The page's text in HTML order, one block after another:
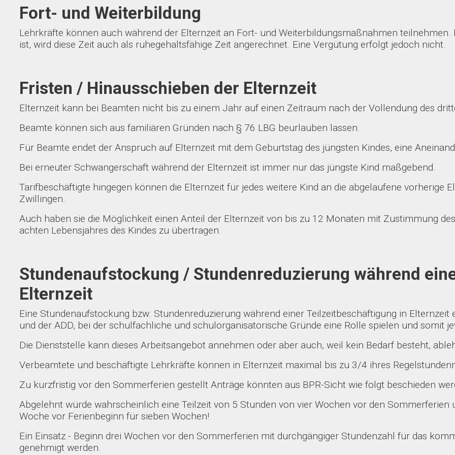
Fort- und Weiterbildung
Lehrkräfte können auch während der Elternzeit an Fort- und Weiterbildungsmaßnahmen
ist, wird diese Zeit auch als ruhegehaltsfähige Zeit angerechnet. Eine Vergütung erfolgt jedoch nicht.
Fristen / Hinausschieben der Elternzeit
Elternzeit kann bei Beamten nicht bis zu einem Jahr auf einen Zeitraum nach der Vollendung des
Beamte können sich aus familiären Gründen nach § 76 LBG beurlauben lassen.
Für Beamte endet der Anspruch auf Elternzeit mit dem Geburtstag des jüngsten Kindes, eine
Bei erneuter Schwangerschaft während der Elternzeit ist immer nur das jüngste Kind maßgebend.
Tarifbeschäftigte hingegen können die Elternzeit für jedes weitere Kind an die abgelaufene vorherige
Zwillingen.
Auch haben sie die Möglichkeit einen Anteil der Elternzeit von bis zu 12 Monaten mit Zustimmung
achten Lebensjahres des Kindes zu übertragen.
Stundenaufstockung / Stundenreduzierung während
Elternzeit
Eine Stundenaufstockung bzw. Stundenreduzierung während einer Teilzeitbeschäftigung in
und der ADD, bei der schulfachliche und schulorganisatorische Gründe eine Rolle spielen und somit
Die Dienststelle kann dieses Arbeitsangebot annehmen oder aber auch, weil kein Bedarf besteht,
Verbeamtete und beschäftigte Lehrkräfte können in Elternzeit maximal bis zu 3/4 ihres
Zu kurzfristig vor den Sommerferien gestellt Anträge könnten aus BPR-Sicht wie folgt beschieden
Abgelehnt würde wahrscheinlich eine Teilzeit von 5 Stunden von vier Wochen vor den
Woche vor Ferienbeginn für sieben Wochen!
Ein Einsatz - Beginn drei Wochen vor den Sommerferien mit durchgängiger Stundenzahl für das
genehmigt werden.